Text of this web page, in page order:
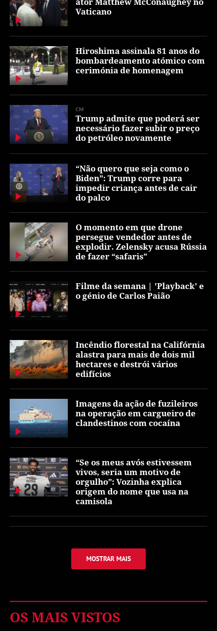
Vaticano
Hiroshima assinala 81 anos do
bombardeamento atómico com
cerimónia de homenagem
CM
Trump admite que poderá ser
necessário fazer subir o preço
do petróleo novamente
“Não quero que seja como o
Biden”: Trump corre para
impedir criança antes de cair
do palco
O momento em que drone
persegue vendedor antes de
explodir. Zelensky acusa Rússia
de fazer “safaris”
Filme da semana | 'Playback' e
o génio de Carlos Paião
Incêndio florestal na Califórnia
alastra para mais de dois mil
hectares e destrói vários
edifícios
Imagens da ação de fuzileiros
na operação em cargueiro de
clandestinos com cocaína
“Se os meus avós estivessem
vivos, seria um motivo de
orgulho”: Vozinha explica
origem do nome que usa na
camisola
MOSTRAR MAIS
OS MAIS VISTOS